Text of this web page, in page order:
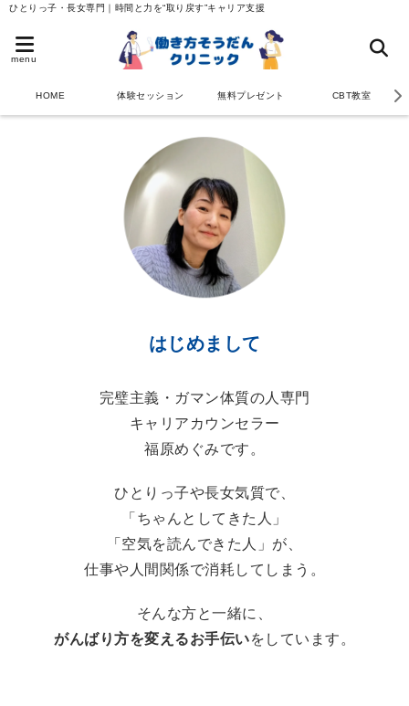
ひとりっ子・長女専門｜時間と力を“取り戻す”キャリア支援
menu
HOME 体験セッション 無料プレゼント CBT教室
はじめまして
完璧主義・ガマン体質の人専門
キャリアカウンセラー
福原めぐみです。
ひとりっ子や長女気質で、
「ちゃんとしてきた人」
「空気を読んできた人」が、
仕事や人間関係で消耗してしまう。
そんな方と一緒に、
がんばり方を変えるお手伝いをしています。